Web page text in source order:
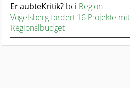
ErlaubteKritik? bei Region
Vogelsberg fördert 16 Projekte mit
Regionalbudget